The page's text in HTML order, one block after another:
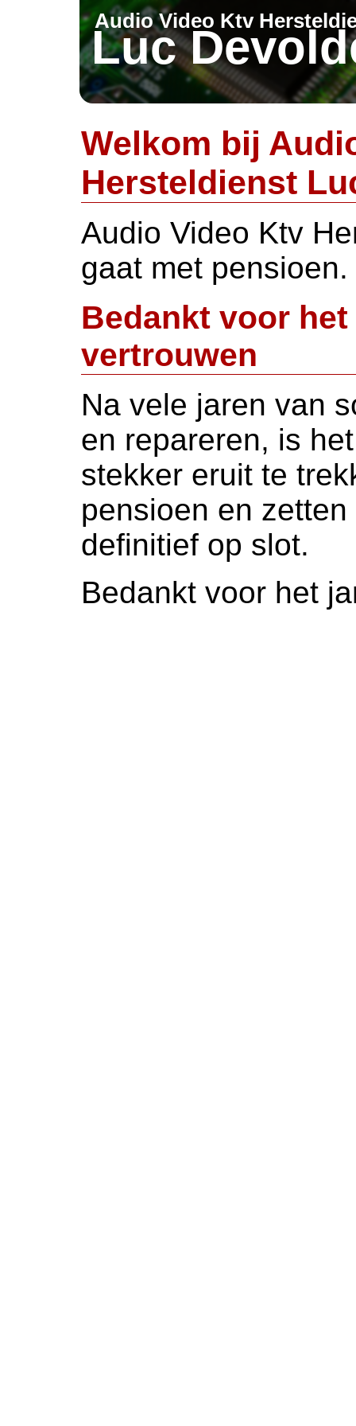
Audio Video Ktv
Luc
Welkom bij
Hersteldienst
Audio Video Ktv
gaat met pensioen.
Bedankt voor
vertrouwen
Na vele jaren van
en repareren, is
stekker eruit te
pensioen en
definitief op slot.
Bedankt voor het